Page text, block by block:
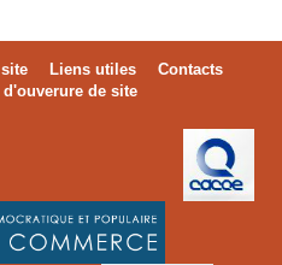
Liens utiles
Contacts
d'ouverure de site